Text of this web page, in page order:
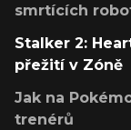
smrtících
Stalker 2:
přežití v Zóně
Jak na
trenérů